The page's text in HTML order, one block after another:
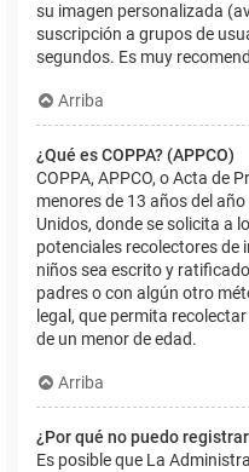
su imagen personalizada
suscripción a grupos de
segundos. Es muy
Arriba
¿Qué es COPPA? (APPCO)
COPPA, APPCO, o Acta de
menores de 13 años del
Unidos, donde se solicita a
potenciales recolectores de
niños sea escrito y
padres o con algún otro
legal, que permita
de un menor de edad.
Arriba
¿Por qué no puedo
Es posible que La